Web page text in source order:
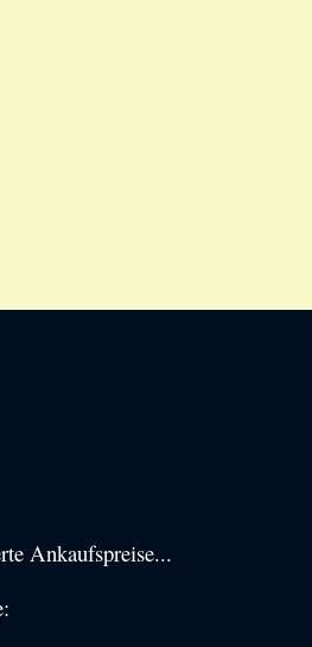
Ankaufspreise...